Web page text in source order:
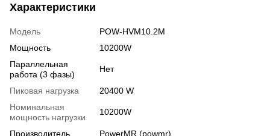
Характеристики
Модель
POW-HVM10.2M
Мощность
10200W
Параллельная
работа (3 фазы)
Нет
Пиковая нагрузка
20400 W
Номинальная
мощность нагрузки
10200W
Производитель
PowerMR (powmr)